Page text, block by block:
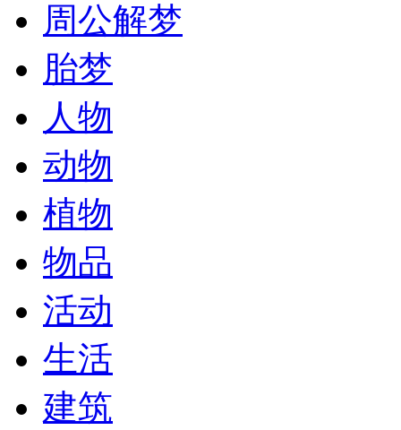
周公解梦
胎梦
人物
动物
植物
物品
活动
生活
建筑